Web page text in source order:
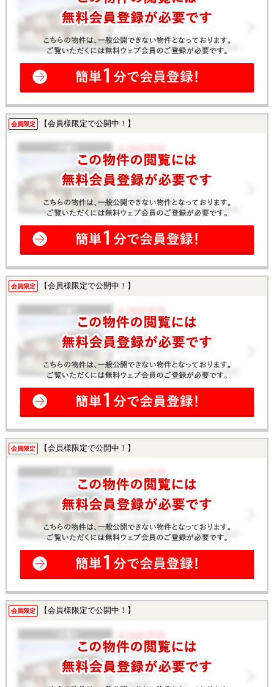
会員限定 【会員様限定で公開中！】
会員限定 【会員様限定で公開中！】
会員限定 【会員様限定で公開中！】
会員限定 【会員様限定で公開中！】